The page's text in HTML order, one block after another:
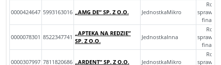
0000424647 5993163016 „AMG DE” SP. Z O.O. JednostkaMikro
0000078301 8522347741
„APTEKA NA REDZIE”
SP. Z O.O.
JednostkaInna
0000307997 7811820686 „ARDENT” SP. Z O.O. JednostkaMikro